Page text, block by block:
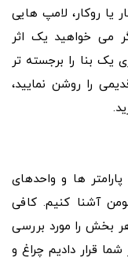
یا روکار، لامپ هایی
می خواهید یک اثر
یک بنا را برجسته تر
را روشن نمایید،
ها و واحدهای
آشنا کنیم. کافی
هر بخش را مورد بررسی
قرار دادیم چراغ و